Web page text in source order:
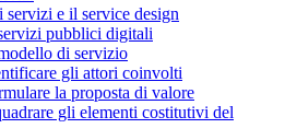
servizi e il service design
pubblici digitali
di servizio
gli attori coinvolti
la proposta di valore
gli elementi costitutivi del